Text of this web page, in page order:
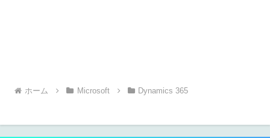
ホーム Microsoft Dynamics 365